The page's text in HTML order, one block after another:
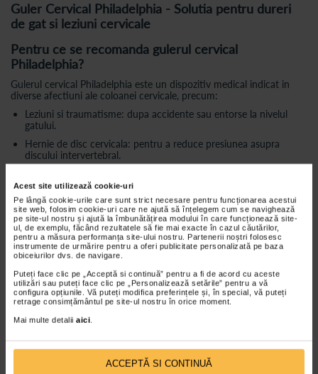
Acest site utilizează cookie-uri
Pe lângă cookie-urile care sunt strict necesare pentru funcționarea acestui
site web, folosim cookie-uri care ne ajută să înțelegem cum se navighează
pe site-ul nostru și ajută la îmbunătățirea modului în care funcționează site-
ul, de exemplu, făcând rezultatele să fie mai exacte în cazul căutărilor,
pentru a măsura performanța site-ului nostru. Partenerii noștri folosesc
instrumente de urmărire pentru a oferi publicitate personalizată pe baza
obiceiurilor dvs. de navigare.
Puteți face clic pe „Acceptă si continuă” pentru a fi de acord cu aceste
utilizări sau puteți face clic pe „Personalizează setările” pentru a vă
configura opțiunile. Vă puteți modifica preferințele și, în special, vă puteți
retrage consimțământul pe site-ul nostru în orice moment.
Mai multe detalii aici.
ACCEPTĂ SI CONTINUĂ
Guler Cervical Philadelphia - Solutia pentru dureri
de gat si leziuni cervicale
Pentru ce se recomanda gulerul cervical
Philadelphia?
Gulerul cervical Philadelphia este un dispozitiv medical indicat in
diverse afectiuni ale coloanei cervicale, precum:
Leziuni si traumatisme: dupa accidente sau entorse la nivelul
gatului.
Hernie de disc cervicala: pentru a reduce presiunea asupra
discului intervertebral.
medicale la nivelul gatului.
Dureri de gat: cauzate de tensiune musculara, postura incorecta
sau alte afectiuni.
Caracteristici:
neabsorbant si confortabil.
Stabilitate si sustinere:ofera o fixare sigura a coloanei cervicale.
Design ergonomic:
usoara.